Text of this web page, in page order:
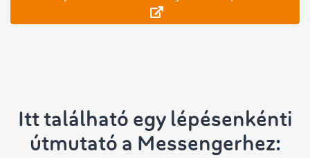
Itt található egy lépésenkénti
útmutató a Messengerhez: